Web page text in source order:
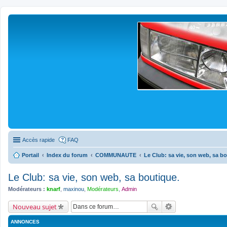
Accès rapide FAQ
Portail Index du forum COMMUNAUTE Le Club: sa vie, son web, sa
Le Club: sa vie, son web, sa boutique.
Modérateurs : knarf maxinou Modérateurs Admin
Nouveau sujet
ANNONCES